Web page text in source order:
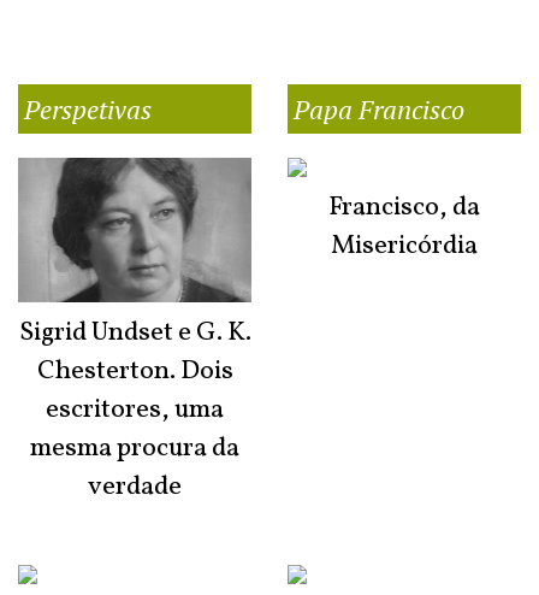
Perspetivas
Sigrid Undset e G. K.
Chesterton. Dois
escritores, uma
mesma procura da
verdade
Papa Francisco
Francisco, da
Misericórdia